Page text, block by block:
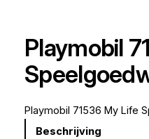
Playmobil
Playmobil 71536 My Life
Beschrijving